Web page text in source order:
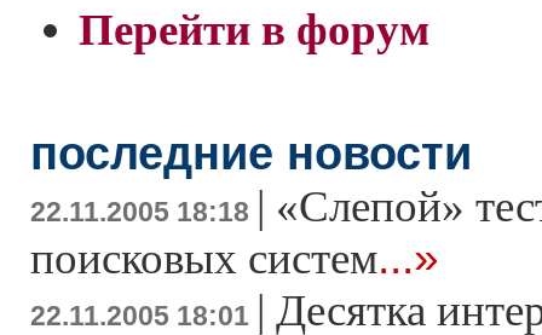
Перейти в форум
последние новости
22.11.2005 18:18 | «Слепой»
поисковых систем...»
22.11.2005 18:01 | Десятка